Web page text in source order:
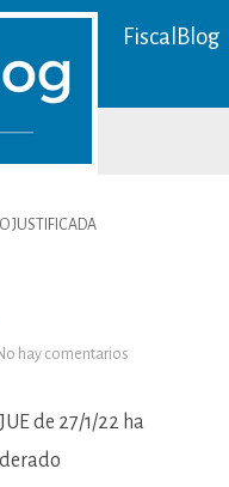
FiscalBlog
JUSTIFICADA
hay comentarios
no
de 27/1/22 ha